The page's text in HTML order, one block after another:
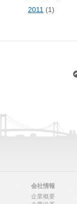
2011 (1)
会社情報
企業概要